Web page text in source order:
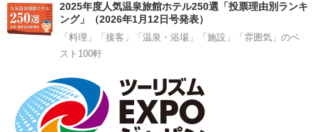
2025年度人気温泉旅館ホテル250選「投票理由別ランキ
ング」（2026年1月12日号発表）
「料理」「接客」「温泉・浴場」「施設」「雰囲気」のベ
スト100軒